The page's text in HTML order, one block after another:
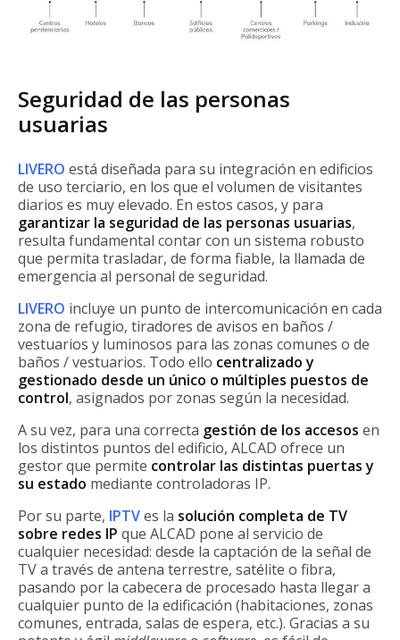
Seguridad de las personas
usuarias
LIVERO está diseñada para su integración en edificios
de uso terciario, en los que el volumen de visitantes
diarios es muy elevado. En estos casos, y para
garantizar la seguridad de las personas usuarias,
resulta fundamental contar con un sistema robusto
que permita trasladar, de forma fiable, la llamada de
emergencia al personal de seguridad.
LIVERO incluye un punto de intercomunicación en cada
zona de refugio, tiradores de avisos en baños /
vestuarios y luminosos para las zonas comunes o de
baños / vestuarios. Todo ello centralizado y
gestionado desde un único o múltiples puestos de
control, asignados por zonas según la necesidad.
A su vez, para una correcta gestión de los accesos en
los distintos puntos del edificio, ALCAD ofrece un
gestor que permite controlar las distintas puertas y
su estado mediante controladoras IP.
Por su parte, IPTVes la solución completa de TV
sobre redes IP que ALCAD pone al servicio de
cualquier necesidad: desde la captación de la señal de
TV a través de antena terrestre, satélite o fibra,
pasando por la cabecera de procesado hasta llegar a
cualquier punto de la edificación (habitaciones, zonas
comunes, entrada, salas de espera, etc.). Gracias a su